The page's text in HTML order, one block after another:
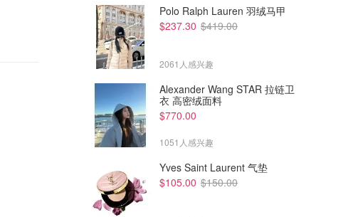
Polo Ralph Lauren 羽绒马甲
$237.30 $419.00
2061人感兴趣
Alexander Wang STAR 拉链卫
衣 高密绒面料
$770.00
1051人感兴趣
Yves Saint Laurent 气垫
$105.00 $150.00